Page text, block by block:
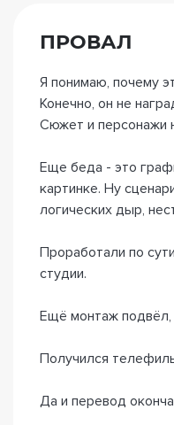
ПРОВАЛ
Я понимаю, почему
Конечно, он не
Сюжет и персонажи
Еще беда - это
картинке. Ну
логических дыр,
Проработали по
студии.
Ещё монтаж подвёл,
Получился
Да и перевод